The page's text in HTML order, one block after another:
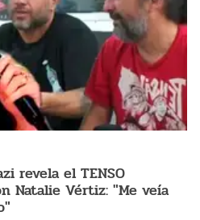
revela el TENSO
Natalie Vértiz: "Me veía